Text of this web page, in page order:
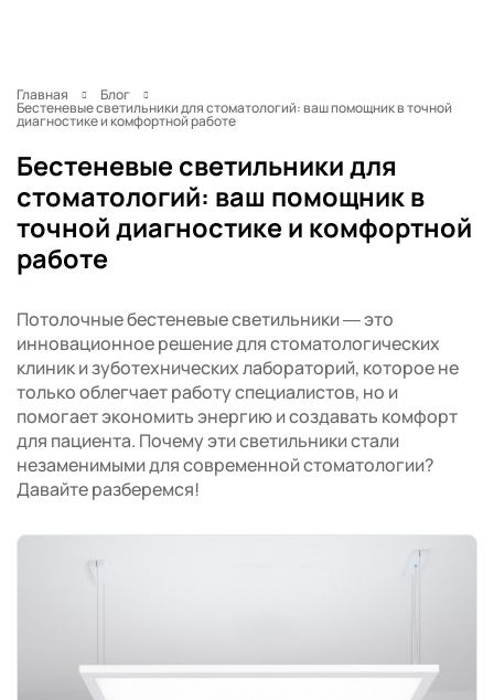
Главная Блог
Бестеневые светильники для стоматологий: ваш помощник в точной
диагностике и комфортной работе
Бестеневые светильники для
стоматологий: ваш помощник в
точной диагностике и комфортной
работе
Потолочные бестеневые светильники — это
инновационное решение для стоматологических
клиник и зуботехнических лабораторий, которое не
только облегчает работу специалистов, но и
помогает экономить энергию и создавать комфорт
для пациента. Почему эти светильники стали
незаменимыми для современной стоматологии?
Давайте разберемся!